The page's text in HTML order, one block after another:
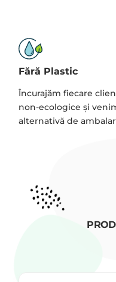
Fără Plastic
Încurajăm fiecare
non-ecologice și
alternativă de